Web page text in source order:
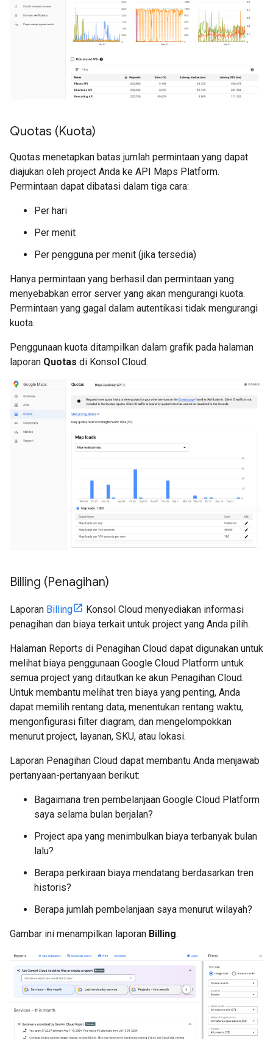
Quotas (Kuota)
Quotas menetapkan batas jumlah permintaan yang dapat
diajukan oleh project Anda ke API Maps Platform.
Permintaan dapat dibatasi dalam tiga cara:
Per hari
Per menit
Per pengguna per menit (jika tersedia)
Hanya permintaan yang berhasil dan permintaan yang
menyebabkan error server yang akan mengurangi kuota.
Permintaan yang gagal dalam autentikasi tidak mengurangi
kuota.
Penggunaan kuota ditampilkan dalam grafik pada halaman
laporan Quotas di Konsol Cloud.
Billing (Penagihan)
Laporan Billing
Konsol Cloud menyediakan informasi
penagihan dan biaya terkait untuk project yang Anda pilih.
Halaman Reports di Penagihan Cloud dapat digunakan untuk
melihat biaya penggunaan Google Cloud Platform untuk
semua project yang ditautkan ke akun Penagihan Cloud.
Untuk membantu melihat tren biaya yang penting, Anda
dapat memilih rentang data, menentukan rentang waktu,
mengonfigurasi filter diagram, dan mengelompokkan
menurut project, layanan, SKU, atau lokasi.
Laporan Penagihan Cloud dapat membantu Anda menjawab
pertanyaan-pertanyaan berikut:
Bagaimana tren pembelanjaan Google Cloud Platform
saya selama bulan berjalan?
Project apa yang menimbulkan biaya terbanyak bulan
lalu?
Berapa perkiraan biaya mendatang berdasarkan tren
historis?
Berapa jumlah pembelanjaan saya menurut wilayah?
Gambar ini menampilkan laporan Billing.